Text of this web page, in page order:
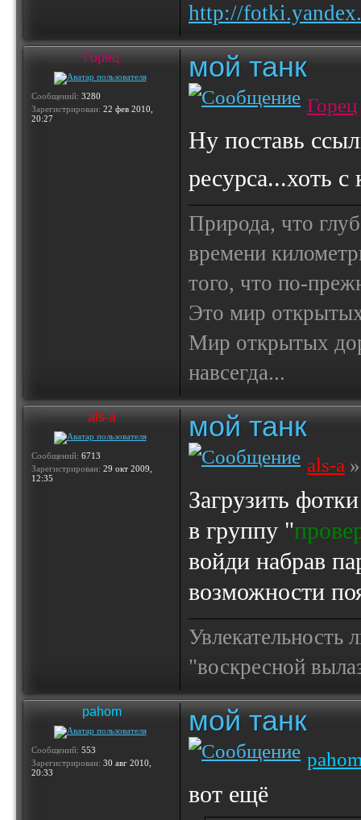
http://
Горец
Сообщений: 3280
Зарегистрирован: 22 фев 2010,
20:27
мой танк
Горец
Ну поставь
ресурса...хоть с
Природа, что
времени
того, что по-
Это мир
Мир открытых
навсегда...
als-a
Сообщений: 6713
Зарегистрирован: 29 окт 2009,
12:35
мой танк
als-a
Загрузить
в группу "
войди набрав
возможности
Увлекательность
"воскресной
pahom
Сообщений: 553
Зарегистрирован: 30 авг 2010,
20:33
мой танк
вот ещё